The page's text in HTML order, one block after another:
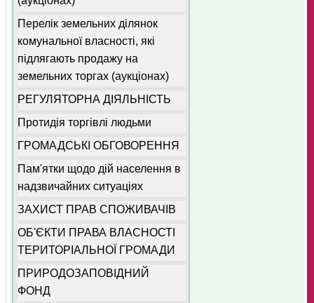
Перелік земельних ділянок
комунальної власності, які
підлягають продажу на
земельних торгах (аукціонах)
РЕГУЛЯТОРНА ДІЯЛЬНІСТЬ
Протидія торгівлі людьми
ГРОМАДСЬКІ ОБГОВОРЕННЯ
Пам'ятки щодо дій населення в
надзвичайних ситуаціях
ЗАХИСТ ПРАВ СПОЖИВАЧІВ
ОБ'ЄКТИ ПРАВА ВЛАСНОСТІ
ТЕРИТОРІАЛЬНОЇ ГРОМАДИ
ПРИРОДОЗАПОВІДНИЙ
ФОНД